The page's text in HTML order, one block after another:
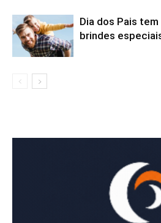
Dia dos Pais
brindes